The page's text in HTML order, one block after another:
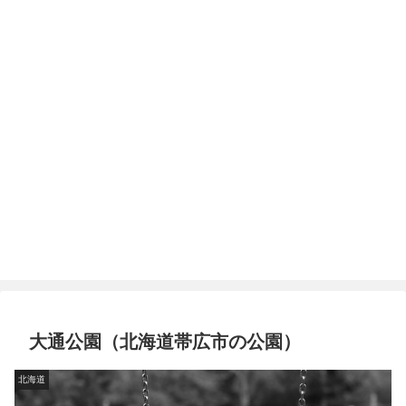
大通公園（北海道帯広市の公園）
北海道